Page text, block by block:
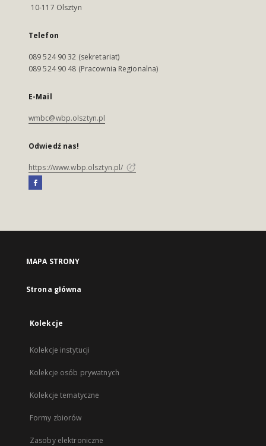
10-117 Olsztyn
Telefon
089 524 90 32 (sekretariat)
089 524 90 48 (Pracownia Regionalna)
E-Mail
wmbc@wbp.olsztyn.pl
Odwiedź nas!
https://www.wbp.olsztyn.pl/
MAPA STRONY
Strona główna
Kolekcje
Kolekcje instytucji
Kolekcje osób prywatnych
Kolekcje tematyczne
Formy zbiorów
Zasoby elektroniczne